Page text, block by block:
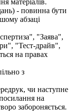
матеріалів.
- повинна бути
абзаці
"Заява",
"Тест-драйв",
на правах
з
чи наступне
на
забороняється.